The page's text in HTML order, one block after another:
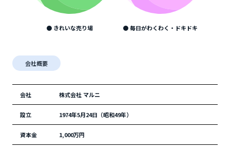
● きれいな売り場 ● 毎日がわくわく・ドキドキ
会社概要
会社 株式会社 マルニ
設立 1974年5月24日（昭和49年）
資本金 1,000万円